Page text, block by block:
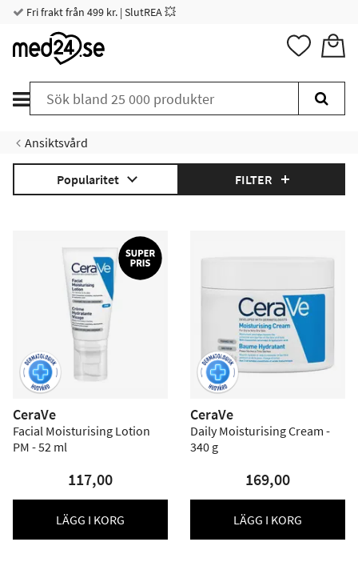
Fri frakt från 499 kr. | SlutREA 💥
Ansiktsvård
Popularitet FILTER
CeraVe
Facial Moisturising Lotion
PM - 52 ml
117,00
LÄGG I KORG
CeraVe
Daily Moisturising Cream -
340 g
169,00
LÄGG I KORG